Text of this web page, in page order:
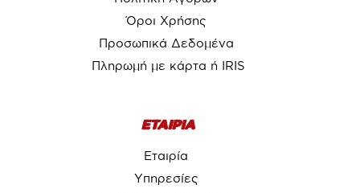
Όροι Χρήσης
Προσωπικά Δεδομένα
Πληρωμή με κάρτα ή IRIS
ΕΤΑΙΡΙΑ
Εταιρία
Υπηρεσίες